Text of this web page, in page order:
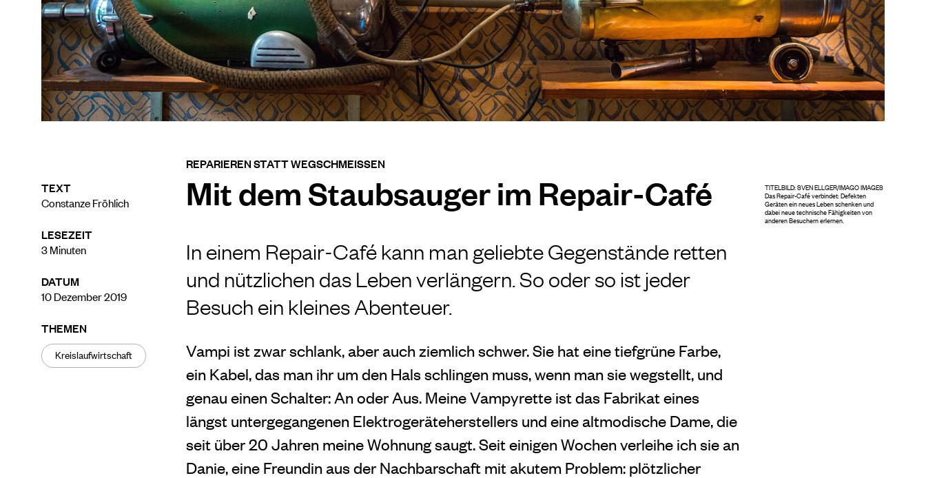
TEXT
Constanze Fröhlich
LESEZEIT
3Minuten
DATUM
10 Dezember 2019
THEMEN
Kreislaufwirtschaft
REPARIEREN STATT WEGSCHMEISSEN
Mit dem Staubsauger im Repair-Café
In einem Repair-Café kann man geliebte Gegenstände retten
und nützlichen das Leben verlängern. So oder so ist jeder
Besuch ein kleines Abenteuer.
Vampi ist zwar schlank, aber auch ziemlich schwer. Sie hat eine tiefgrüne Farbe,
ein Kabel, das man ihr um den Hals schlingen muss, wenn man sie wegstellt, und
genau einen Schalter: An oder Aus. Meine Vampyrette ist das Fabrikat eines
längst untergegangenen Elektrogeräteherstellers und eine altmodische Dame, die
seit über 20 Jahren meine Wohnung saugt. Seit einigen Wochen verleihe ich sie an
Danie, eine Freundin aus der Nachbarschaft mit akutem Problem: plötzlicher
TITELBILD: SVEN ELLGER/IMAGO IMAGES
Das Repair-Café verbindet: Defekten
Geräten ein neues Leben schenken und
dabei neue technische Fähigkeiten von
anderen Besuchern erlernen.